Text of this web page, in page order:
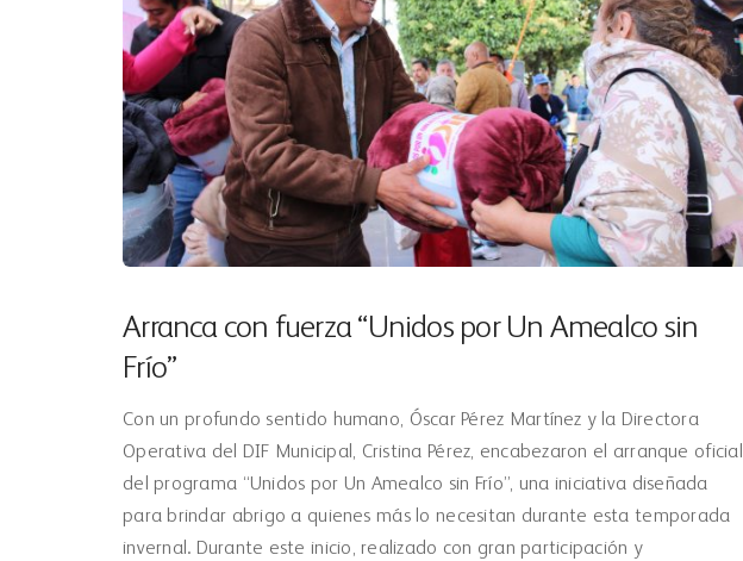
Arranca con fuerza “Unidos por Un Amealco sin
Frío”
Con un profundo sentido humano, Óscar Pérez Martínez y la Directora
Operativa del DIF Municipal, Cristina Pérez, encabezaron el arranque oficial
del programa “Unidos por Un Amealco sin Frío”, una iniciativa diseñada
para brindar abrigo a quienes más lo necesitan durante esta temporada
invernal. Durante este inicio, realizado con gran participación y